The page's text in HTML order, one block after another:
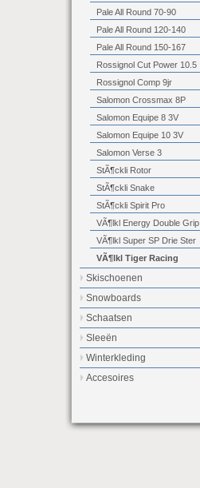
Pale All Round 70-90
Pale All Round 120-140
Pale All Round 150-167
Rossignol Cut Power 10.5
Rossignol Comp 9jr
Salomon Crossmax 8P
Salomon Equipe 8 3V
Salomon Equipe 10 3V
Salomon Verse 3
StÃ¶ckli Rotor
StÃ¶ckli Snake
StÃ¶ckli Spirit Pro
VÃ¶lkl Energy Double Grip
VÃ¶lkl Super SP Drie Ster
VÃ¶lkl Tiger Racing
Skischoenen
Snowboards
Schaatsen
Sleeën
Winterkleding
Accesoires